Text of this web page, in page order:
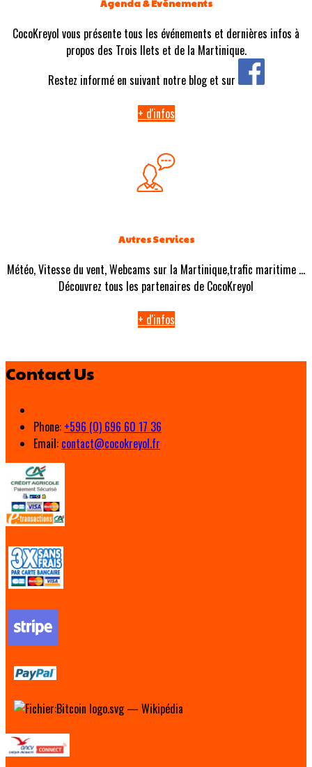
Agenda & Evénements
CocoKreyol vous présente tous les événements et dernières infos à
propos des Trois Ilets et de la Martinique.
Restez informé en suivant notre blog et sur
+ d'infos
Autres Services
Météo, Vitesse du vent, Webcams sur la Martinique,trafic maritime ...
Découvrez tous les partenaires de CocoKreyol
+ d'infos
Contact Us
Phone: +596 (0) 696 60 17 36
Email: contact@cocokreyol.fr